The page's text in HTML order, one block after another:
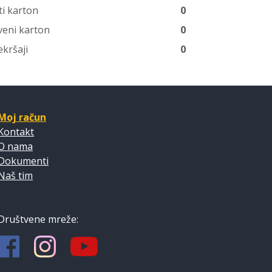
karton
0
karton
0
0
račun
nama
tim
mreže: